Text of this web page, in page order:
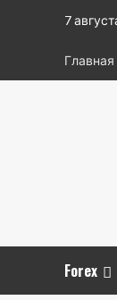
содержимому
7
Главная
Forex